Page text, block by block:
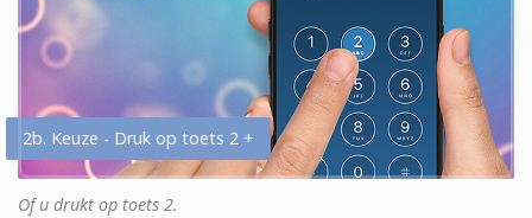
2b. Keuze - Druk op toets 2 +
Of u drukt op toets 2.